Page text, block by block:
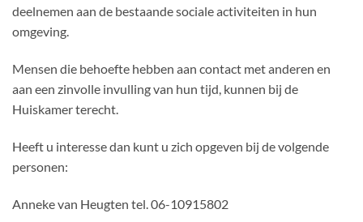
deelnemen aan de bestaande sociale activiteiten in hun
omgeving.
Mensen die behoefte hebben aan contact met anderen en
aan een zinvolle invulling van hun tijd, kunnen bij de
Huiskamer terecht.
Heeft u interesse dan kunt u zich opgeven bij de volgende
personen:
Anneke van Heugten tel. 06-10915802